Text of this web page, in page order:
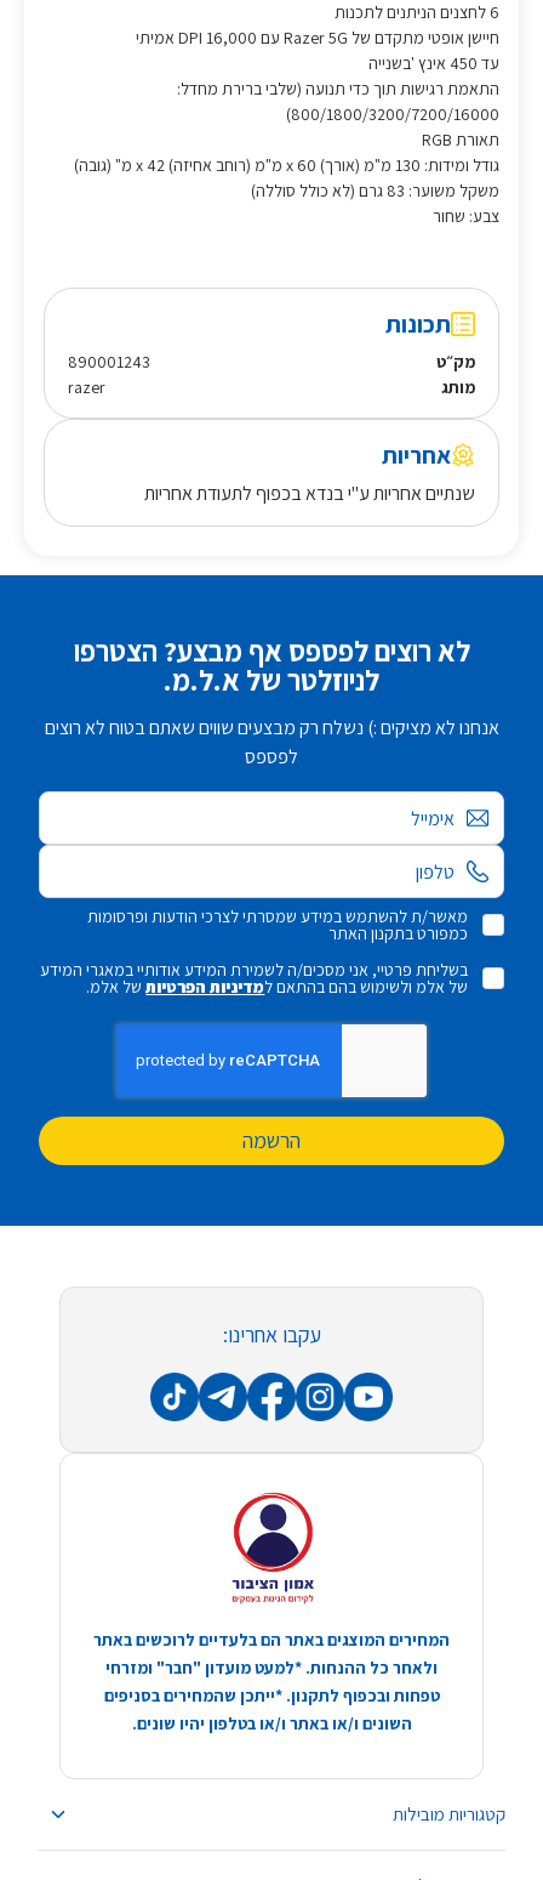
6 לחצנים הניתנים לתכנות
חיישן אופטי מתקדם של Razer 5G עם 16,000 DPI אמיתי
עד 450 אינץ 'בשנייה
התאמת רגישות תוך כדי תנועה (שלבי ברירת מחדל:
800/1800/3200/7200/16000)
תאורת RGB
גודל ומידות: 130 מ"מ (אורך) x 60 מ"מ (רוחב אחיזה) x 42 מ" (גובה)
משקל משוער: 83 גרם (לא כולל סוללה)
צבע: שחור
תכונות
מק״ט
890001243
מותג
razer
אחריות
שנתיים אחריות ע"י בנדא בכפוף לתעודת אחריות
לא רוצים לפספס אף מבצע? הצטרפו
לניוזלטר של א.ל.מ.
אנחנו לא מציקים :) נשלח רק מבצעים שווים שאתם בטוח לא רוצים
לפספס
אימייל
מאשר/ת להשתמש במידע שמסרתי לצרכי הודעות ופרסומות
כמפורט בתקנון האתר
בשליחת פרטיי, אני מסכים/ה לשמירת המידע אודותיי במאגרי המידע
של אלמ ולשימוש בהם בהתאם למדיניות הפרטיותשל אלמ.
הרשמה
קטגוריות מובילות
עקבו אחרינו:
המחירים המוצגים באתר הם בלעדיים לרוכשים באתר
ולאחר כל ההנחות. *למעט מועדון "חבר" ומזרחי
טפחות ובכפוף לתקנון. *ייתכן שהמחירים בסניפים
השונים ו/או באתר ו/או בטלפון יהיו שונים.